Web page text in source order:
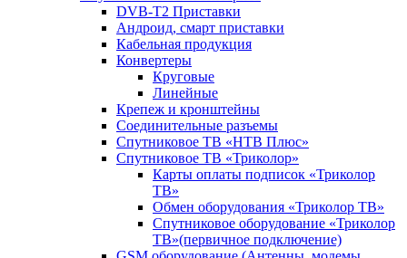
DVB-Т2 Приставки
Андроид, смарт приставки
Кабельная продукция
Конвертеры
Круговые
Линейные
Крепеж и кронштейны
Соединительные разъемы
Спутниковое ТВ «НТВ Плюс»
Спутниковое ТВ «Триколор»
Карты оплаты подписок «Триколор
ТВ»
Обмен оборудования «Триколор ТВ»
Спутниковое оборудование «Триколор
ТВ»(первичное подключение)